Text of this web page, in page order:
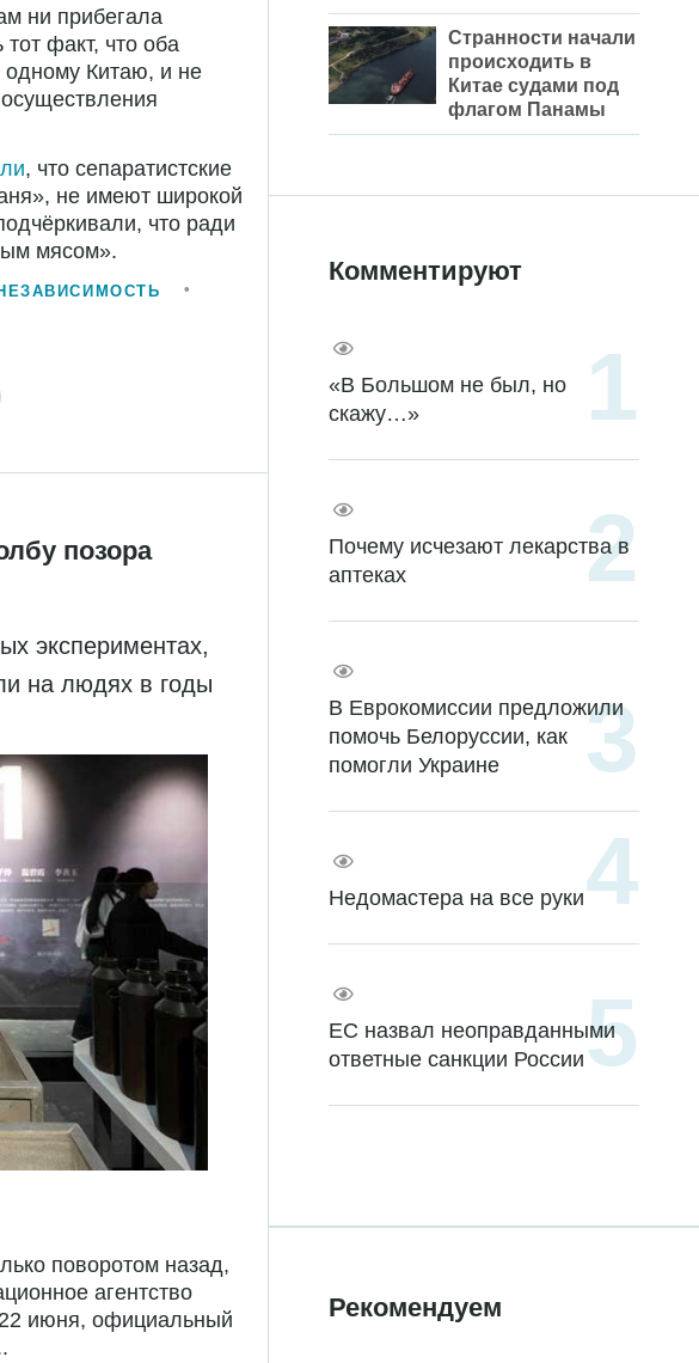
ни прибегала
факт, что оба
одному Китаю, и не
, что сепаратистские
не имеют широкой
что ради
мясом».
позора
экспериментах,
на людях в годы
поворотом назад,
агентство
июня, официальный
Странности начали
происходить в
Китае судами под
флагом Панамы
Комментируют
«В Большом не был, но
скажу…»
Почему исчезают лекарства в
аптеках
В Еврокомиссии предложили
помочь Белоруссии, как
помогли Украине
Недомастера на все руки
ЕС назвал неоправданными
ответные санкции России
Рекомендуем